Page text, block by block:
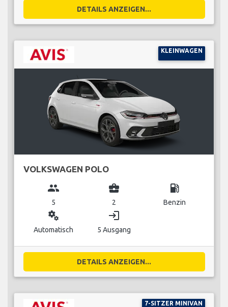
DETAILS ANZEIGEN...
KLEINWAGEN
VOLKSWAGEN POLO
group
5
business_center
2
local_gas_station
Benzin
miscellaneous_services
Automatisch
login
5 Ausgang
DETAILS ANZEIGEN...
7-SITZER MINIVAN